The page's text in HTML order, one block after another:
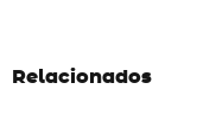
Relacionados